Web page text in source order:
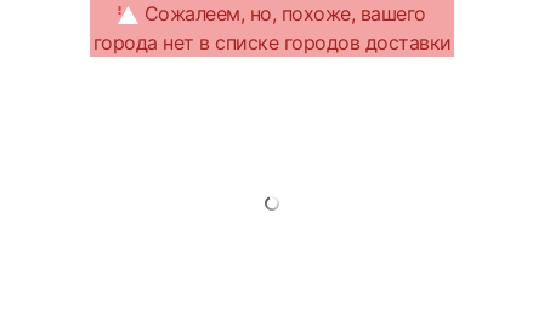
Сожалеем, но, похоже, вашего
города нет в списке городов доставки